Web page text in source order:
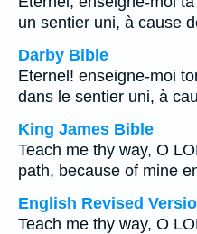
un sentier uni, à cause
Darby Bible
Eternel! enseigne-moi
dans le sentier uni, à
King James Bible
Teach me thy way, O
path, because of mine
English Revised
Teach me thy way, O